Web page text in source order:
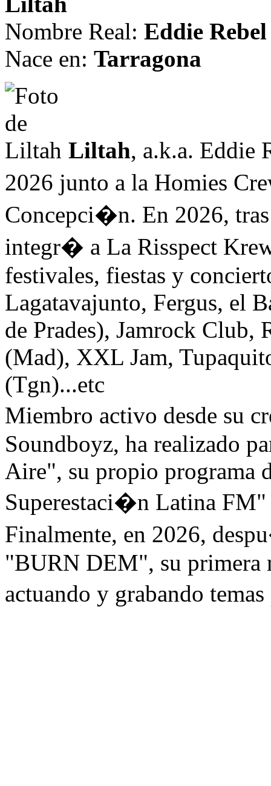
Nombre Real: Eddie Rebel
Nace en: Tarragona
Liltah, a.k.a. Eddie
2026 junto a la Homies
Concepci�n. En 2026, tras
integr� a La Risspect
festivales, fiestas y
Lagatavajunto, Fergus, el
de Prades), Jamrock
(Mad), XXL Jam,
(Tgn)...etc
Miembro activo desde su
Soundboyz, ha realizado
Aire", su propio programa
Superestaci�n Latina FM"
Finalmente, en 2026,
"BURN DEM", su primera
actuando y grabando